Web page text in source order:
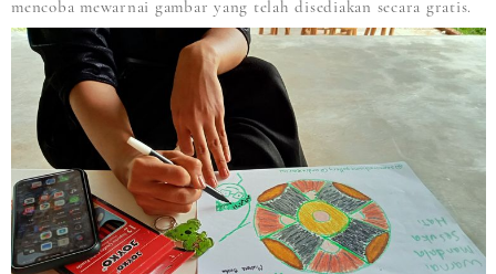
mencoba mewarnai gambar yang telah disediakan secara gratis.